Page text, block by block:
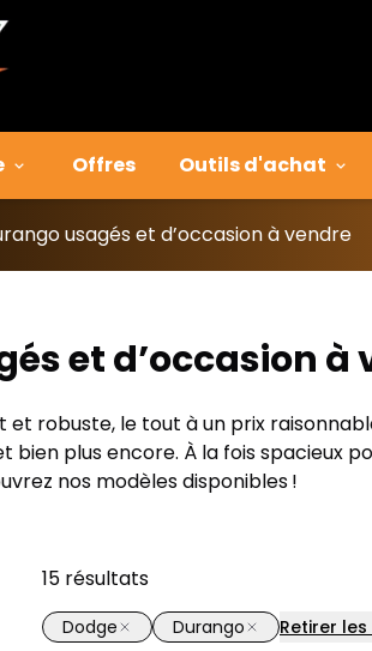
Offres Outils d'achat
usagés et d’occasion à vendre
et d’occasion à
et robuste, le tout à un prix
bien plus encore. À la fois spacieux
nos modèles disponibles !
15 résultats
Dodge
Durango Retirer1/19
Très bonne offre